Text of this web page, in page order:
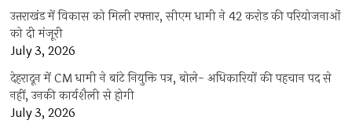
उत्तराखंड में विकास को मिली रफ्तार, सीएम धामी ने 42 करोड़ की परियोजनाओं
को दी मंजूरी
July 3, 2026
देहरादून में CM धामी ने बांटे नियुक्ति पत्र, बोले- अधिकारियों की पहचान पद से
नहीं, उनकी कार्यशैली से होगी
July 3, 2026